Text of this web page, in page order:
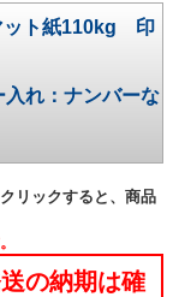
ット紙110kg 印
れ：ナンバーな
リックすると、商品
の納期は確